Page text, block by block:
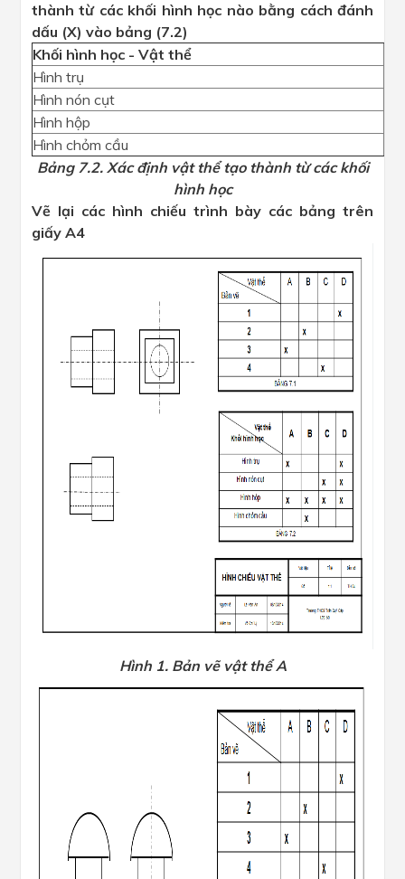
thành từ các khối hình học nào bằng cách đánh
dấu (X) vào bảng (7.2)
Khối hình học - Vật thể
Hình trụ
Hình nón cụt
Hình hộp
Hình chỏm cầu
Bảng 7.2. Xác định vật thể tạo thành từ các khối
hình học
Vẽ lại các hình chiếu trình bày các bảng trên
giấy A4
Hình 1. Bản vẽ vật thể A